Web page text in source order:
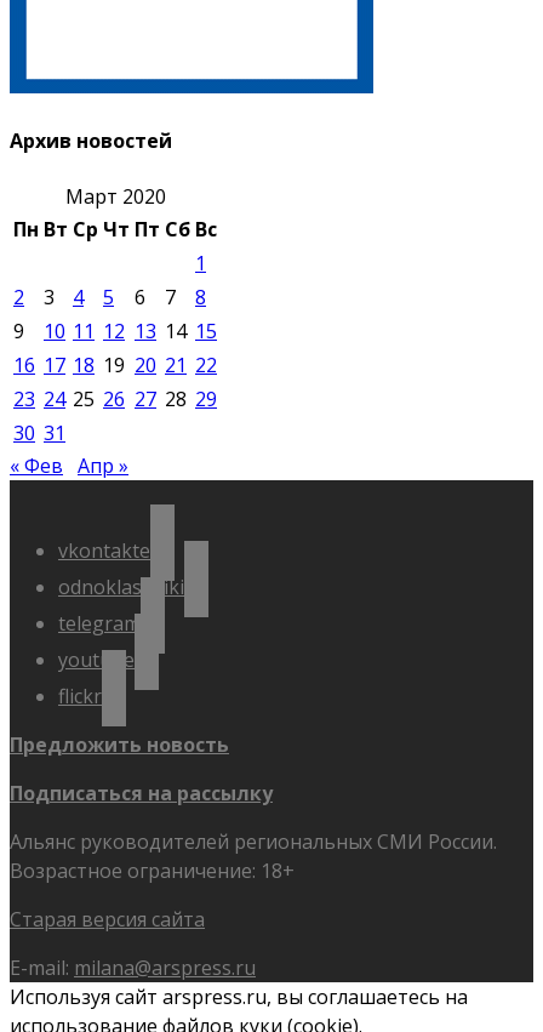
Архив новостей
Март 2020
Пн Вт Ср Чт Пт Сб Вс
1
2
3 4 5 6 7
8
9
10 11 12 13 14 15
16 17 18 19 20 21 22
23 24 25 26 27 28 29
30 31
« Фев Апр »
vkontakte
odnoklassniki
telegram
youtube
flickr
Предложить новость
Подписаться на рассылку
Альянс руководителей региональных СМИ России.
Возрастное ограничение: 18+
Старая версия сайта
E-mail: milana@arspress.ru
Используя сайт arspress.ru, вы соглашаетесь на
использование файлов куки (cookie).